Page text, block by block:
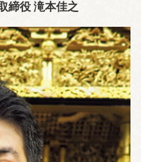
締役 滝本佳之